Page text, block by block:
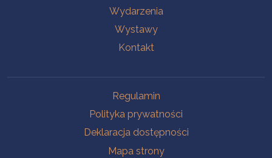
Wydarzenia
Wystawy
Kontakt
Regulamin
Polityka prywatności
Deklaracja dostępności
Mapa strony